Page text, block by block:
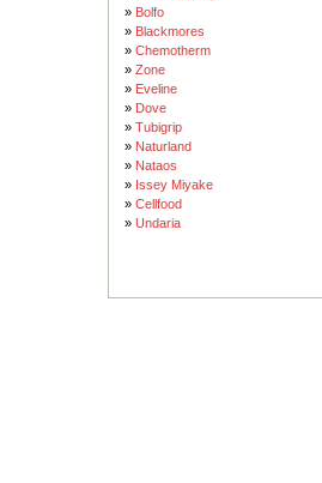
» Bolfo
» Blackmores
» Chemotherm
» Zone
» Eveline
» Dove
» Tubigrip
» Naturland
» Nataos
» Issey Miyake
» Cellfood
» Undaria